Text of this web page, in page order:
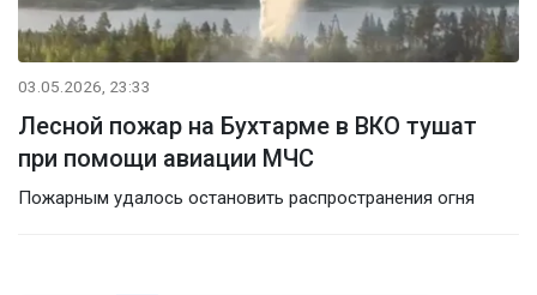
03.05.2026, 23:33
Лесной пожар на Бухтарме в ВКО тушат
при помощи авиации МЧС
Пожарным удалось остановить распространения огня